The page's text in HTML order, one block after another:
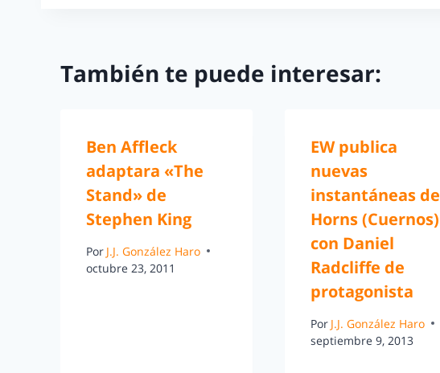
También te puede interesar:
Ben Affleck
adaptara «The
Stand» de
Stephen King
Por J.J. González Haro
octubre 23, 2011
EW publica
nuevas
instantáneas de
Horns (Cuernos)
con Daniel
Radcliffe de
protagonista
Por J.J. González Haro
septiembre 9, 2013